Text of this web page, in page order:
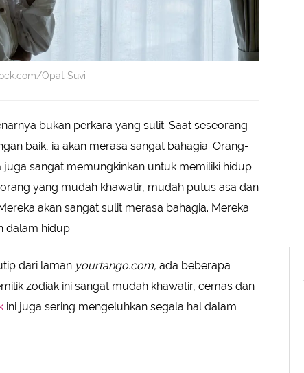
Opat Suvi
bukan perkara yang sulit. Saat seseorang
baik, ia akan merasa sangat bahagia. Orang-
sangat memungkinkan untuk memiliki hidup
yang mudah khawatir, mudah putus asa dan
akan sangat sulit merasa bahagia. Mereka
dalam hidup.
dari laman yourtango.com, ada beberapa
zodiak ini sangat mudah khawatir, cemas dan
ini juga sering mengeluhkan segala hal dalam